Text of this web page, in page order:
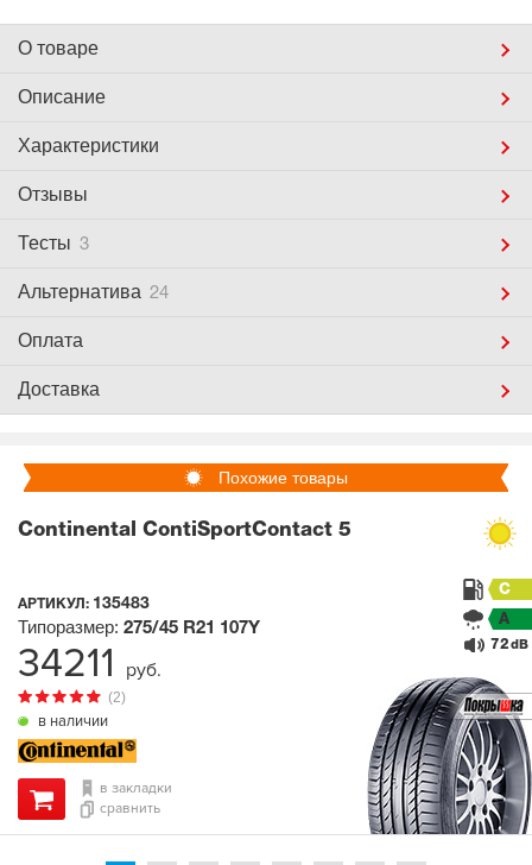
О товаре
Описание
Характеристики
Отзывы
Тесты 3
Альтернатива 24
Оплата
Доставка
Похожие товары
Continental ContiSportContact 5
АРТИКУЛ: 135483
в наличии
(2)
Типоразмер: 275/45 R21 107Y
C
A
72 dB
в закладки
сравнить
34211 руб.